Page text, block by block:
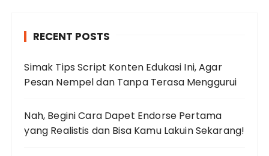
r
:
RECENT POSTS
Simak Tips Script Konten Edukasi Ini, Agar
Pesan Nempel dan Tanpa Terasa Menggurui
Nah, Begini Cara Dapet Endorse Pertama
yang Realistis dan Bisa Kamu Lakuin Sekarang!